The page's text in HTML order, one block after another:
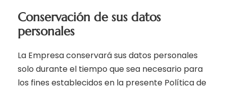
Conservación de sus datos
personales
La Empresa conservará sus datos personales
solo durante el tiempo que sea necesario para
los fines establecidos en la presente Política de